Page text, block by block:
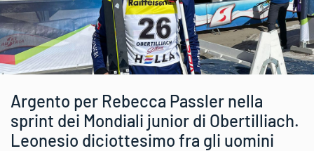
Argento per Rebecca Passler nella
sprint dei Mondiali junior di Obertilliach.
Leonesio diciottesimo fra gli uomini